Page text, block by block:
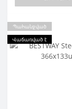
Պահանջված
Վաճառված է